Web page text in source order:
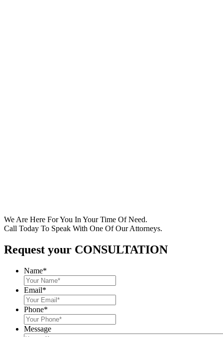
We Are Here For You In Your Time Of Need.
Call Today To Speak With One Of Our Attorneys.
Request your CONSULTATION
Name*
Email*
Phone*
Message